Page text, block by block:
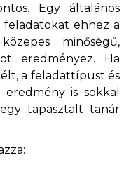
Egy általános
feladatokat ehhez a
minőségű,
eredményez. Ha
a feladattípust és
is sokkal
tapasztalt tanár